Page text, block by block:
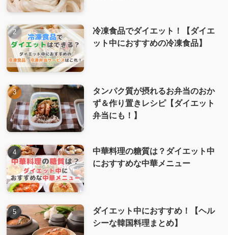
冷凍食品でダイエット！【ダイエ
ット中におすすめの冷凍食品】
タンパク質が摂れるお弁当のおか
ず＆作り置きレシピ【ダイエット
弁当にも！】
中華料理の糖質は？ダイエット中
におすすめな中華メニュー
ダイエット中におすすめ！【ヘル
シーな韓国料理まとめ】